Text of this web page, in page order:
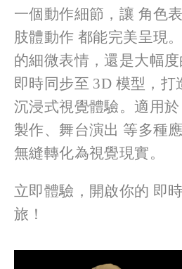
一個動作細節，讓 角色
肢體動作 都能完美呈現
的細微表情，還是大幅
即時同步至 3D 模型，
沉浸式視覺體驗。適用
製作、舞台演出 等多種
無縫轉化為視覺現實。
立即體驗，開啟你的 即
旅！